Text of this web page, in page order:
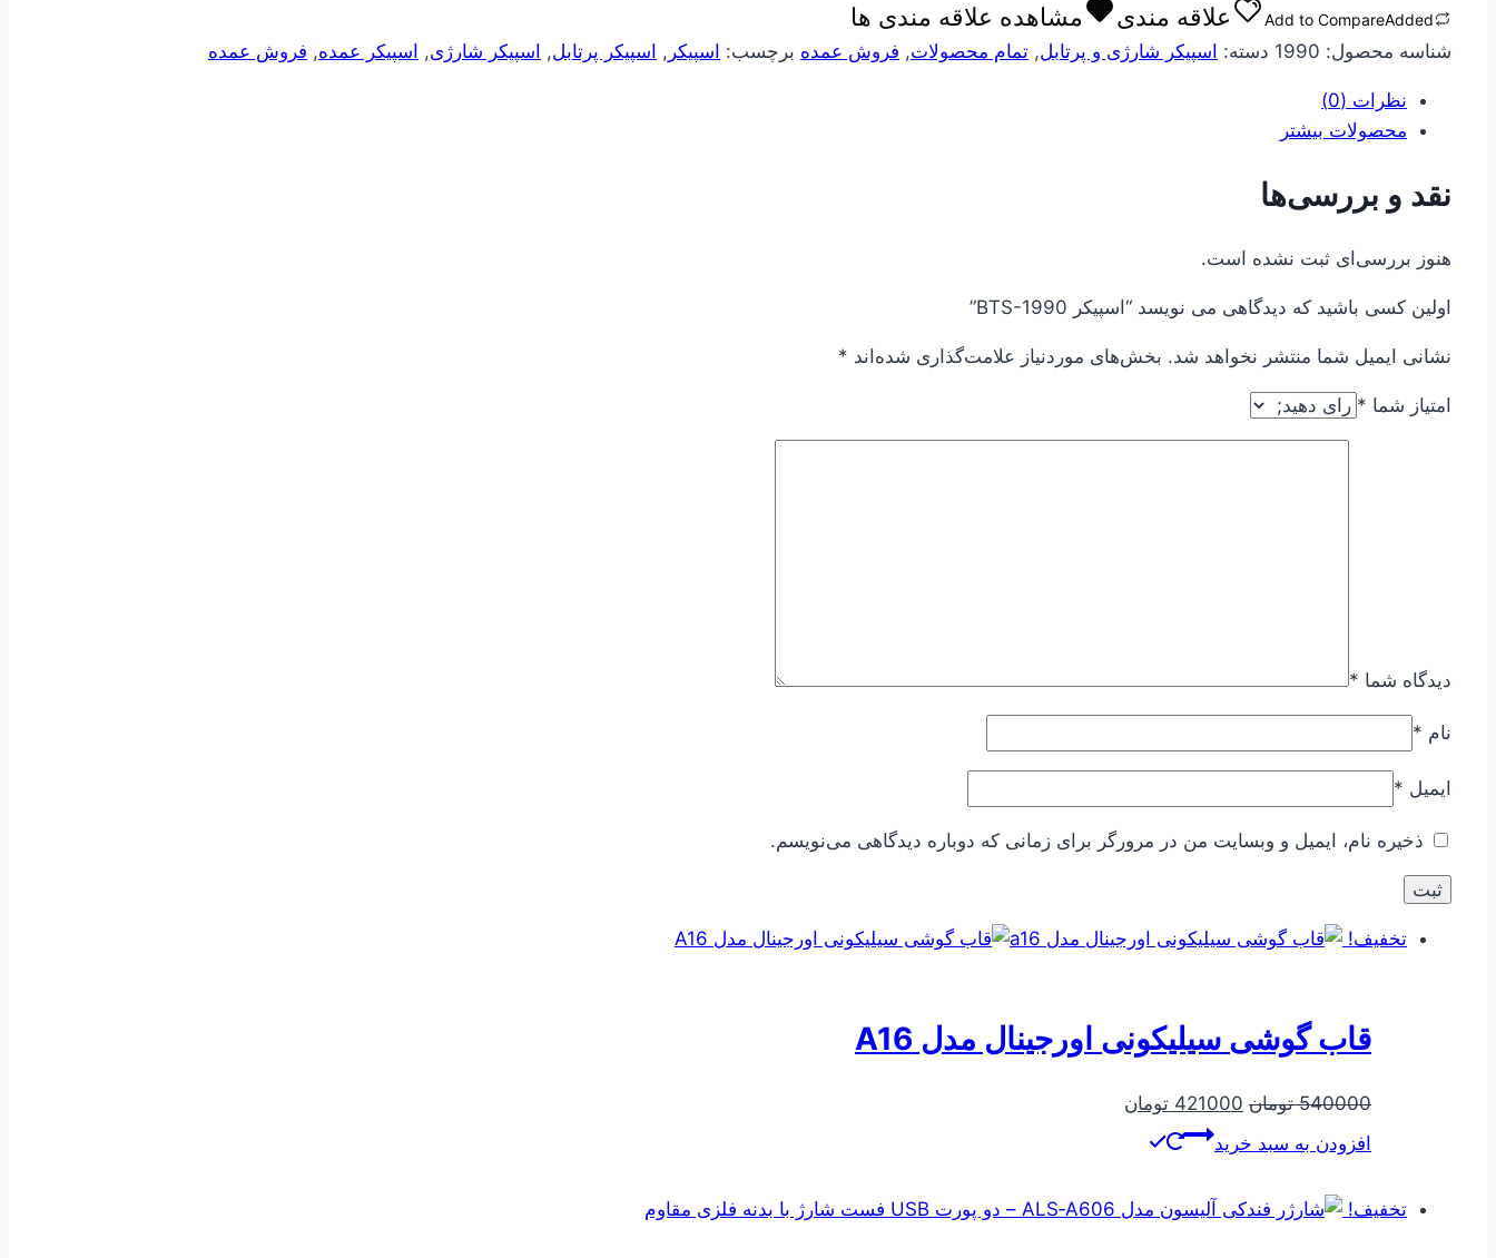
عدد
Add to CompareAdded علاقه مندی مشاهده علاقه مندی ها
شناسه محصول: 1990 دسته: اسپیکر شارژی و پرتابل, تمام محصولات, فروش عمده برچسب: اسپیکر , اسپیکر پرتابل, اسپیکر شارژی, اسپیکر عمده, فروش عمده
نظرات (0)
محصولات بیشتر
نقد و بررسی‌ها
هنوز بررسی‌ای ثبت نشده است.
اولین کسی باشید که دیدگاهی می نویسد “اسپیکر BTS-1990”
نشانی ایمیل شما منتشر نخواهد شد. بخش‌های موردنیاز علامت‌گذاری شده‌اند *
امتیاز شما *
دیدگاه شما *
نام *
ایمیل *
ذخیره نام، ایمیل و وبسایت من در مرورگر برای زمانی که دوباره دیدگاهی می‌نویسم.
تخفیف!
قاب گوشی سیلیکونی اورجینال مدل A16
540000 تومان قیمت
اصلی
421000 تومان
افزودن به سبد خرید
تخفیف!